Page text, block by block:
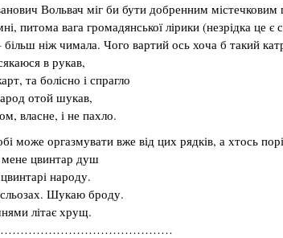
Вольвач міг би бути добренним
питома вага громадянської лірики (незрідка це
більш ніж чимала. Чого вартий ось хоча б такий
в рукав,
та болісно і спрагло
отой шукав,
власне, і не пахло.
може оргазмувати вже від цих рядків, а хтось
цвинтар душ
народу.
Шукаю броду.
літає хрущ.